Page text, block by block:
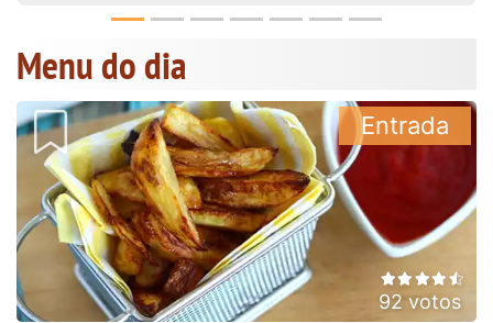
Menu do dia
92 votos
Entrada